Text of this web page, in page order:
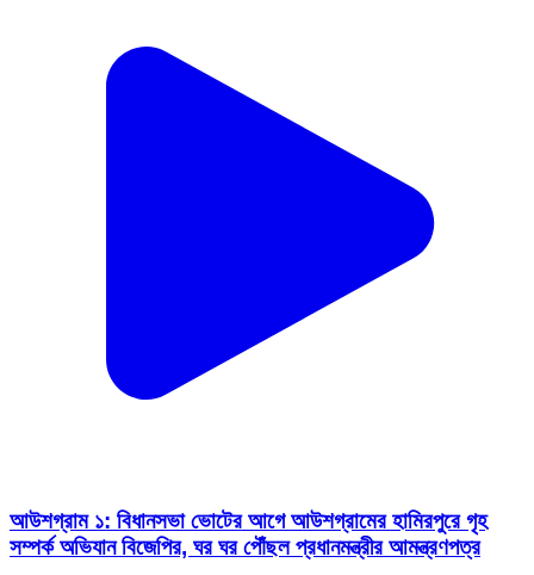
আউশগ্রাম ১: বিধানসভা ভোটের আগে আউশগ্রামের হামিরপুরে গৃহ
সম্পর্ক অভিযান বিজেপির, ঘর ঘর পৌঁছল প্রধানমন্ত্রীর আমন্ত্রণপত্র